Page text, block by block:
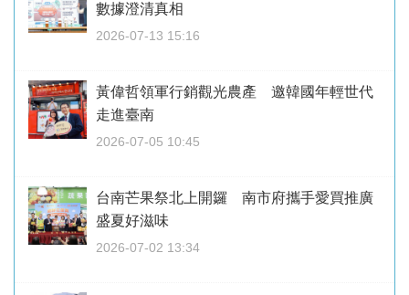
數據澄清真相
2026-07-13 15:16
黃偉哲領軍行銷觀光農產 邀韓國年輕世代
走進臺南
2026-07-05 10:45
台南芒果祭北上開鑼 南市府攜手愛買推廣
盛夏好滋味
2026-07-02 13:34